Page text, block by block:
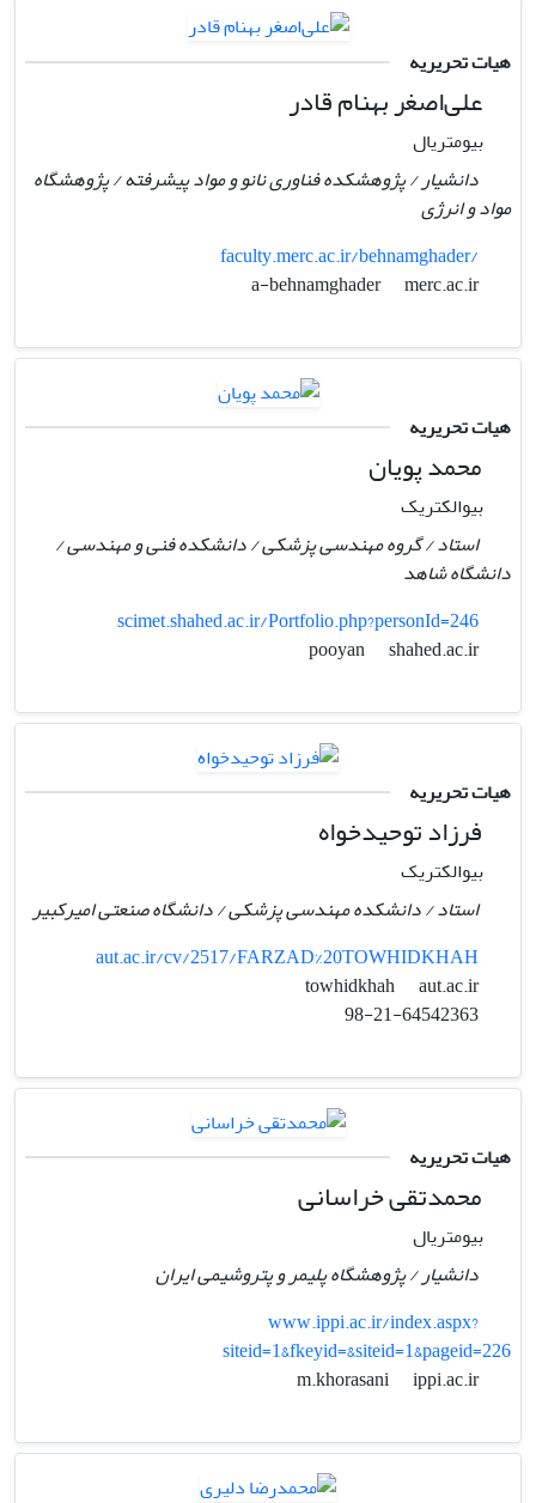
هیات تحریریه
علی‌اصغر بهنام قادر
بیومتریال
دانشیار / پژوهشکده فناوری نانو و مواد پیشرفته / پژوهشگاه
مواد و انرژی
faculty.merc.ac.ir/behnamghader/
a-behnamghader
merc.ac.ir
هیات تحریریه
محمد پویان
بیوالکتریک
استاد / گروه مهندسی پزشکی / دانشکده فنی و مهندسی /
دانشگاه شاهد
scimet.shahed.ac.ir/Portfolio.php?personId=246
pooyan
shahed.ac.ir
هیات تحریریه
فرزاد توحیدخواه
بیوالکتریک
استاد / دانشکده مهندسی پزشکی / دانشگاه صنعتی امیرکبیر
aut.ac.ir/cv/2517/FARZAD%20TOWHIDKHAH
towhidkhah
aut.ac.ir
هیات تحریریه
محمدتقی خراسانی
بیومتریال
دانشیار / پژوهشگاه پلیمر و پتروشیمی ایران
www.ippi.ac.ir/index.aspx?
siteid=1&fkeyid=&siteid=1&pageid=226
m.khorasani
ippi.ac.ir